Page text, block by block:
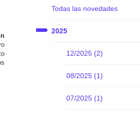
Todas las novedades
2025
12/2025 (2)
08/2025 (1)
07/2025 (1)